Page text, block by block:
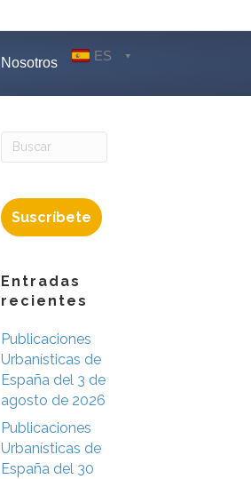
Nosotros ES
Suscríbete
Entradas
recientes
Publicaciones
Urbanísticas de
España del 3 de
agosto de 2026
Publicaciones
Urbanísticas de
España del 30